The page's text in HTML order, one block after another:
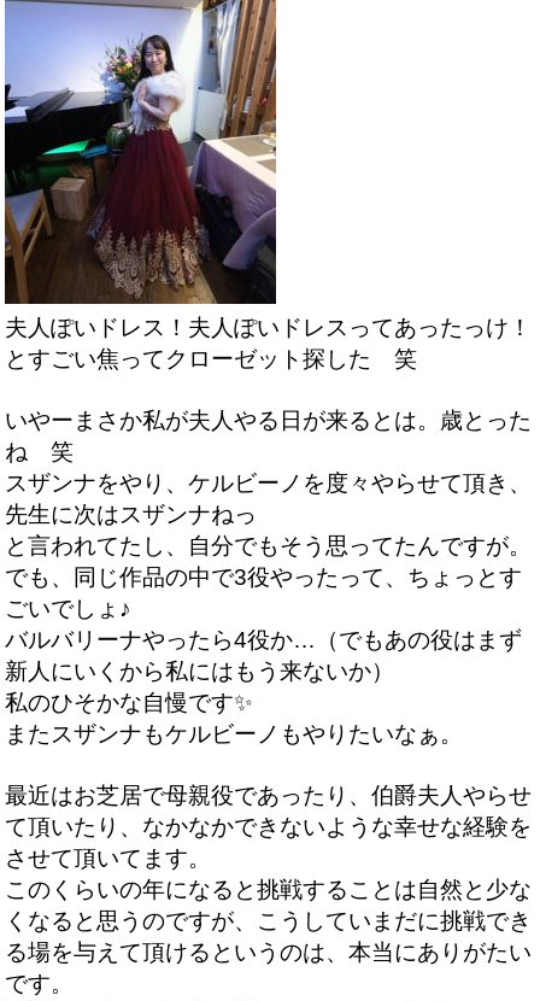
夫人ぽいドレス！夫人ぽいドレスってあったっけ！
とすごい焦ってクローゼット探した 笑
いやーまさか私が夫人やる日が来るとは。歳とった
ね 笑
スザンナをやり、ケルビーノを度々やらせて頂き、
先生に次はスザンナねっ
と言われてたし、自分でもそう思ってたんですが。
でも、同じ作品の中で3役やったって、ちょっとす
ごいでしょ♪
バルバリーナやったら4役か…（でもあの役はまず
新人にいくから私にはもう来ないか）
私のひそかな自慢です✨
またスザンナもケルビーノもやりたいなぁ。
最近はお芝居で母親役であったり、伯爵夫人やらせ
て頂いたり、なかなかできないような幸せな経験を
させて頂いてます。
このくらいの年になると挑戦することは自然と少な
くなると思うのですが、こうしていまだに挑戦でき
る場を与えて頂けるというのは、本当にありがたい
です。